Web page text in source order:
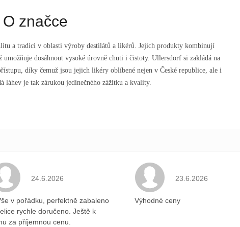
O značce
a tradici v oblasti výroby destilátů a likérů. Jejich produkty kombinují
dosáhnout vysoké úrovně chuti i čistoty. Ullersdorf si zakládá na
díky čemuž jsou jejich likéry oblíbené nejen v České republice, ale i
láhev je tak zárukou jedinečného zážitku a kvality.
Hodnocení obchodu je 5 z 5 hvězdiček.
24.6.2026
v pořádku, perfektně zabaleno
rychle doručeno. Ještě k
za příjemnou cenu.
Hodnocení
23.6.2026
Výhodné ceny